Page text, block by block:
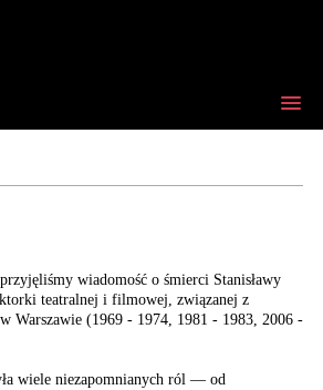
wiadomość o śmierci Stanisławy
teatralnej i filmowej, związanej z
w Warszawie (1969 - 1974, 1981 - 1983, 2006 -
wiele niezapomnianych ról — od